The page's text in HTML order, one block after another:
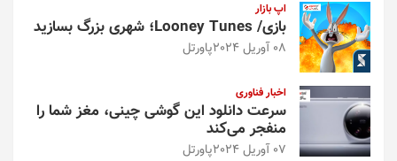
اپ بازار
بازی/ Looney Tunes؛ شهری بزرگ بسازید
08 آوریل 2024 پاورتل
اخبار فناوری
سرعت دانلود این گوشی چینی، مغز شما را
منفجر می‌کند
07 آوریل 2024 پاورتل